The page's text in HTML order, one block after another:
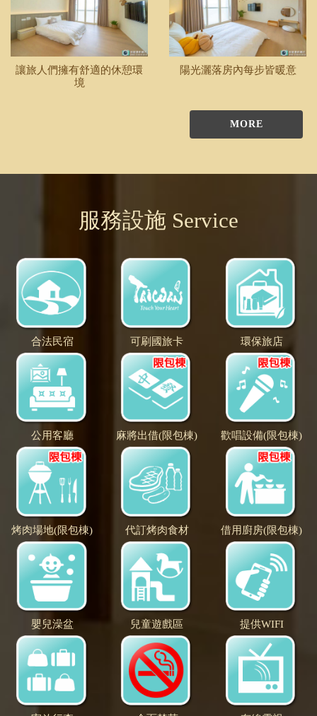
讓旅人們擁有舒適的休憩環
境
陽光灑落房內每步皆暖意
MORE
服務設施 Service
合法民宿 可刷國旅卡 環保旅店
公用客廳 麻將出借(限包棟) 歡唱設備(限包棟)
烤肉場地(限包棟) 代訂烤肉食材 借用廚房(限包棟)
嬰兒澡盆 兒童遊戲區 提供WIFI